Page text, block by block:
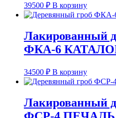
39500 ₽ В корзину
Лакированный
ФКА-6
34500 ₽ В корзину
Лакированный